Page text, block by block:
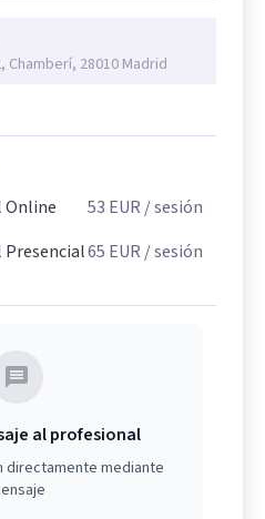
Chamberí, 28010 Madrid
Online
53 EUR / sesión
65 EUR / sesión
al profesional
directamente mediante